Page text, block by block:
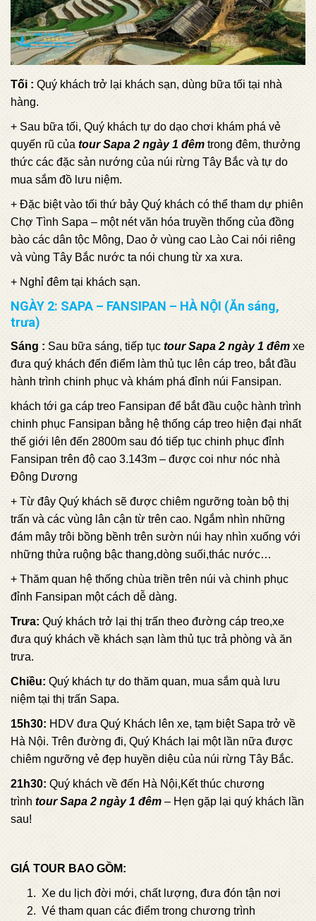
Tối : Quý khách trở lại khách sạn, dùng bữa tối tại nhà
hàng.
+ Sau bữa tối, Quý khách tự do dạo chơi khám phá vẻ
quyến rũ của tour Sapa 2 ngày 1 đêm trong đêm, thưởng
thức các đặc sản nướng của núi rừng Tây Bắc và tự do
mua sắm đồ lưu niệm.
+ Đặc biệt vào tối thứ bảy Quý khách có thể tham dự phiên
Chợ Tình Sapa – một nét văn hóa truyền thống của đồng
bào các dân tộc Mông, Dao ở vùng cao Lào Cai nói riêng
và vùng Tây Bắc nước ta nói chung từ xa xưa.
+ Nghỉ đêm tại khách sạn.
NGÀY 2: SAPA – FANSIPAN – HÀ NỘI (Ăn sáng,
trưa)
Sáng : Sau bữa sáng, tiếp tục tour Sapa 2 ngày 1 đêm xe
đưa quý khách đến điểm làm thủ tục lên cáp treo, bắt đầu
hành trình chinh phục và khám phá đỉnh núi Fansipan.
khách tới ga cáp treo Fansipan để bắt đầu cuộc hành trình
chinh phục Fansipan bằng hệ thống cáp treo hiện đại nhất
thế giới lên đến 2800m sau đó tiếp tục chinh phục đỉnh
Fansipan trên độ cao 3.143m – được coi như nóc nhà
Đông Dương
+ Từ đây Quý khách sẽ được chiêm ngưỡng toàn bộ thị
trấn và các vùng lân cận từ trên cao. Ngắm nhìn những
đám mây trôi bồng bềnh trên sườn núi hay nhìn xuống với
những thửa ruộng bậc thang,dòng suối,thác nước…
+ Thăm quan hệ thống chùa triền trên núi và chinh phục
đỉnh Fansipan một cách dễ dàng.
Trưa: Quý khách trở lại thị trấn theo đường cáp treo,xe
đưa quý khách về khách sạn làm thủ tục trả phòng và ăn
trưa.
Chiều: Quý khách tự do thăm quan, mua sắm quà lưu
niệm tại thị trấn Sapa.
15h30: HDV đưa Quý Khách lên xe, tạm biệt Sapa trở về
Hà Nội. Trên đường đi, Quý Khách lại một lần nữa được
chiêm ngưỡng vẻ đẹp huyền diệu của núi rừng Tây Bắc.
21h30: Quý khách về đến Hà Nội,Kết thúc chương
trình tour Sapa 2 ngày 1 đêm – Hẹn gặp lại quý khách lần
sau!
GIÁ TOUR BAO GỒM:
Xe du lịch đời mới, chất lượng, đưa đón tận nơi
Vé tham quan các điểm trong chương trình